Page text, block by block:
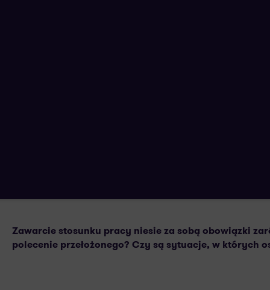
Zawarcie stosunku pracy niesie za sobą obowiązki
polecenie przełożonego? Czy są sytuacje, w